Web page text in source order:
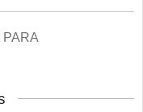
PARA